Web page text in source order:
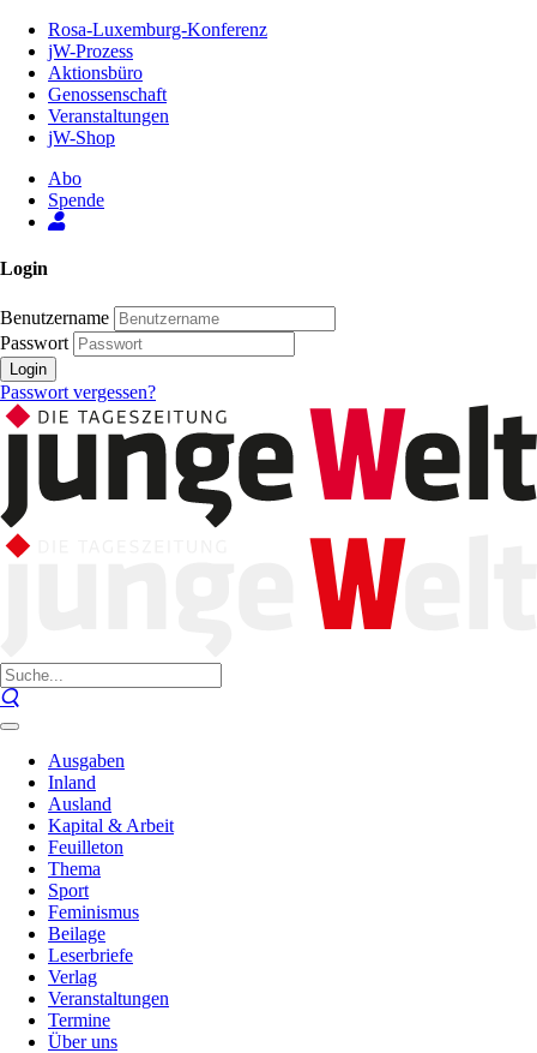
Inhalt
Seite
Rosa-Luxemburg-Konferenz
jW-Prozess
Aktionsbüro
Genossenschaft
Veranstaltungen
jW-Shop
Abo
Spende
Login
Benutzername
Passwort
Login
Passwort vergessen?
Ausgaben
Inland
Ausland
Kapital & Arbeit
Feuilleton
Thema
Sport
Feminismus
Beilage
Leserbriefe
Verlag
Veranstaltungen
Termine
Über uns